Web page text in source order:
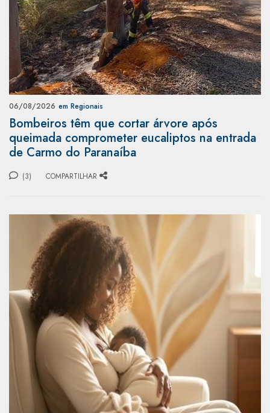
06/08/2026 em Regionais
Bombeiros têm que cortar árvore após
queimada comprometer eucaliptos na entrada
de Carmo do Paranaíba
(3) COMPARTILHAR